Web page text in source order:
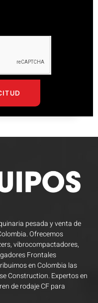
pesada y venta de
Ofrecemos
vibrocompactadores,
Frontales
en Colombia las
Construction. Expertos en
de rodaje CF para